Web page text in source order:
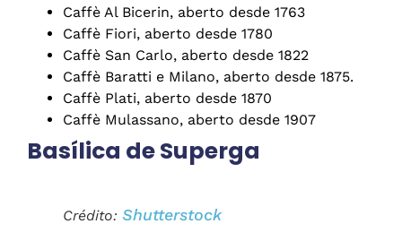
Caffè Al Bicerin, aberto desde 1763
Caffè Fiori, aberto desde 1780
Caffè San Carlo, aberto desde 1822
Caffè Baratti e Milano, aberto desde 1875.
Caffè Plati, aberto desde 1870
Caffè Mulassano, aberto desde 1907
Basílica de Superga
Crédito: Shutterstock